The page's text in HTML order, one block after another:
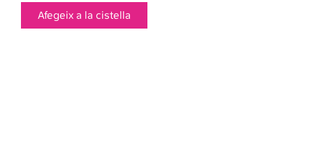
Afegeix a la cistella